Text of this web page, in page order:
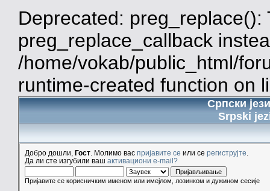
Deprecated:
preg_replace_callback
/home/vokab/public_html/
runtime-created function on
Српски
Srpski
Добро дошли, Гост . Молимо вас пријавите се или се региструјте
Да ли сте изгубили ваш активациони e-mail?
Пријавите се корисничким именом или имејлом, лозинком и дужином сесије